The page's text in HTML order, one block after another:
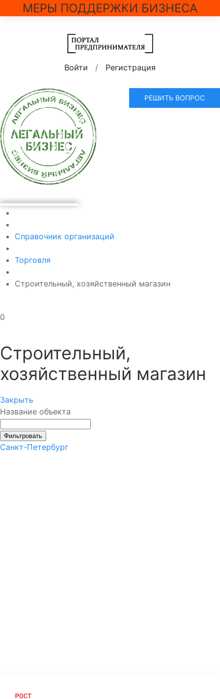
МЕРЫ ПОДДЕРЖКИ БИЗНЕСА
Войти / Регистрация
РЕШИТЬ ВОПРОС
Справочник организаций
Торговля
Строительный, хозяйственный магазин
0
Строительный,
хозяйственный магазин
Закрыть
Название объекта
Фильтровать
Санкт-Петербург